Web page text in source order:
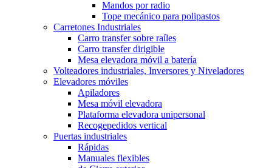
Mandos por radio
Tope mecánico para polipastos
Carretones Industriales
Carro transfer sobre raíles
Carro transfer dirigible
Mesa elevadora móvil a batería
Volteadores industriales, Inversores y Niveladores
Elevadores móviles
Apiladores
Mesa móvil elevadora
Plataforma elevadora unipersonal
Recogepedidos vertical
Puertas industriales
Rápidas
Manuales flexibles